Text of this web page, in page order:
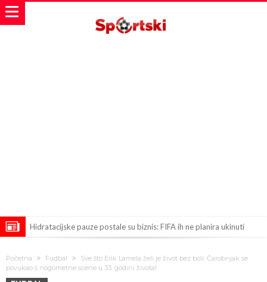
Hidratacijske pauze postale su biznis: FIFA ih ne planira ukinuti
Atletika?!
Ovo se Novaku nikad nije dešavalo: Sinner i Alcaraz odustaju, a
Početna Fudbal
Sve što Erik Lamela želi je život bez boli: Čarobnjak se
povukao s nogometne scene u 33. godini života!